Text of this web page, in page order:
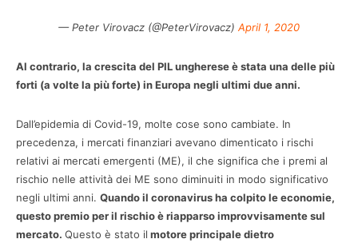
— Peter Virovacz (@PeterVirovacz) April 1, 2020
Al contrario, la crescita del PIL ungherese è stata una delle più
forti (a volte la più forte) in Europa negli ultimi due anni.
Dall’epidemia di Covid-19, molte cose sono cambiate. In
precedenza, i mercati finanziari avevano dimenticato i rischi
relativi ai mercati emergenti (ME), il che significa che i premi al
rischio nelle attività dei ME sono diminuiti in modo significativo
negli ultimi anni. Quando il coronavirus ha colpito le economie,
questo premio per il rischio è riapparso improvvisamente sul
mercato. Questo è stato il motore principale dietro